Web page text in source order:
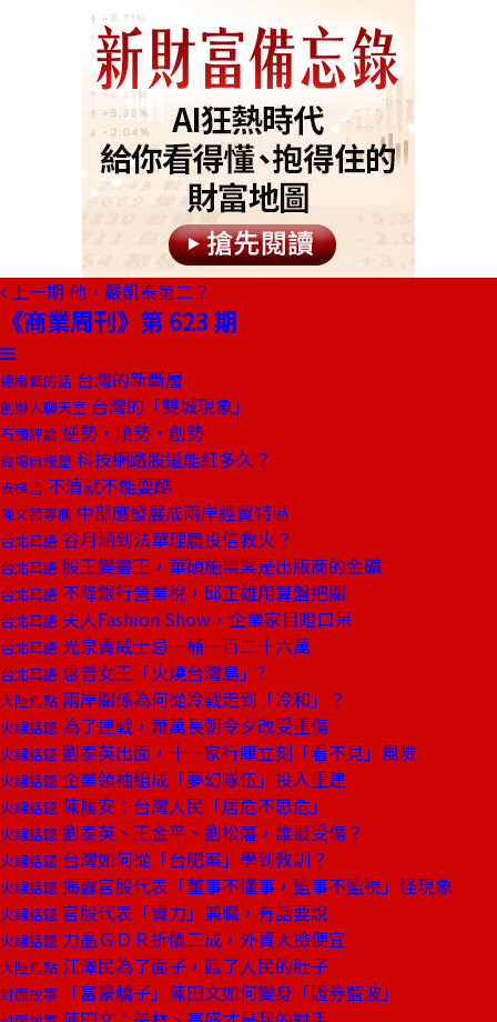
上一期 他，嚴凱泰第二？
《商業周刊》第 623 期
總編輯的話 台灣的新斷層
創辦人聊天室 台灣的「雙城現象」
石頭評論 逆勢‧順勢‧創勢
商場自慢塾 科技網路股還能紅多久？
去梯言 不清就不能耍酷
陳文茜專欄 中部應發展成兩岸經貿特區
台北耳語 谷月涵到法華理農投信救火？
台北耳語 股王變書王，華碩施崇棠是出版商的金礦
台北耳語 不降銀行營業稅，邱正雄用算盤把關
台北耳語 夫人Fashion Show，企業家目瞪口呆
台北耳語 光泉賣威士忌一桶一百二十六萬
台北耳語 惠普女王「火燒台灣島」?
大陸焦點 兩岸關係為何從冷戰走到「冷和」？
火線話題 為了連戰，蕭萬長朝令夕改受重傷
火線話題 劉泰英出面，十一家行庫立刻「看不見」風險
火線話題 企業領袖組成「夢幻隊伍」投入重建
火線話題 陳履安：台灣人民「居危不思危」
火線話題 劉泰英、王金平、劉松藩，誰最受傷？
火線話題 台灣如何從「台肥案」學到教訓？
火線話題 揭露官股代表「董事不懂事，監事不監視」怪現象
火線話題 官股代表「賣力」兼職，有話要說
火線話題 力晶ＧＤＲ折價三成，外資大撿便宜
大陸焦點 江澤民為了面子，餓了人民的肚子
封面故事 「富豪驕子」陳田文如何變身「證券藍波」